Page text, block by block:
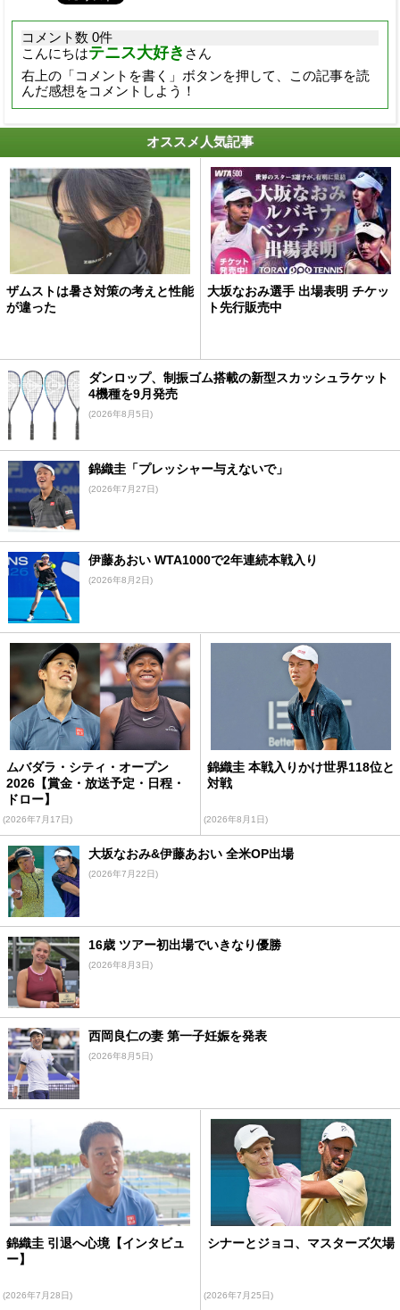
コメント数 0件
こんにちはテニス大好き さん
右上の「コメントを書く」ボタンを押して、この記事を読
んだ感想をコメントしよう！
オススメ人気記事
ザムストは暑さ対策の考えと性能
が違った
大坂なおみ選手 出場表明 チケッ
ト先行販売中
ダンロップ、制振ゴム搭載の新型スカッシュラケット
4機種を9月発売
(2026年8月5日)
錦織圭「プレッシャー与えないで」
(2026年7月27日)
伊藤あおい WTA1000で2年連続本戦入り
(2026年8月2日)
ムバダラ・シティ・オープン
2026【賞金・放送予定・日程・
ドロー】
(2026年7月17日)
錦織圭 本戦入りかけ世界118位と
対戦
(2026年8月1日)
大坂なおみ&伊藤あおい 全米OP出場
(2026年7月22日)
16歳 ツアー初出場でいきなり優勝
(2026年8月3日)
西岡良仁の妻 第一子妊娠を発表
(2026年8月5日)
錦織圭 引退へ心境【インタビュ
ー】
(2026年7月28日)
シナーとジョコ、マスターズ欠場
(2026年7月25日)